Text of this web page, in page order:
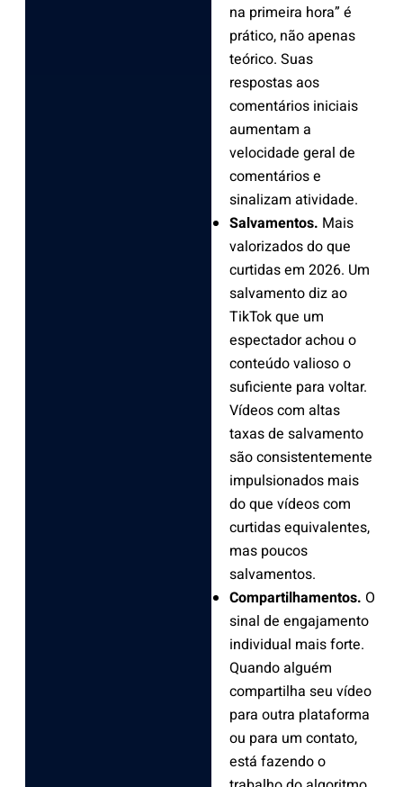
na primeira hora” é
prático, não apenas
teórico. Suas
respostas aos
comentários iniciais
aumentam a
velocidade geral de
comentários e
sinalizam atividade.
Salvamentos. Mais
valorizados do que
curtidas em 2026. Um
salvamento diz ao
TikTok que um
espectador achou o
conteúdo valioso o
suficiente para voltar.
Vídeos com altas
taxas de salvamento
são consistentemente
impulsionados mais
do que vídeos com
curtidas equivalentes,
mas poucos
salvamentos.
Compartilhamentos. O
sinal de engajamento
individual mais forte.
Quando alguém
compartilha seu vídeo
para outra plataforma
ou para um contato,
está fazendo o